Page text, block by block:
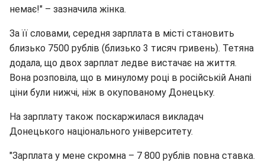
немає!" – зазначила жінка.
За її словами, середня зарплата в місті становить
близько 7500 рублів (близько 3 тисяч гривень). Тетяна
додала, що двох зарплат ледве вистачає на життя.
Вона розповіла, що в минулому році в російській Анапі
ціни були нижчі, ніж в окупованому Донецьку.
На зарплату також поскаржилася викладач
Донецького національного університету.
"Зарплата у мене скромна – 7 800 рублів повна ставка.